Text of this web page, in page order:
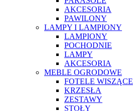
AKCESORIA
PAWILONY
LAMPY I LAMPIONY
LAMPIONY
POCHODNIE
LAMPY
AKCESORIA
MEBLE OGRODOWE
FOTELE WISZĄCE
KRZESŁA
ZESTAWY
STOŁY